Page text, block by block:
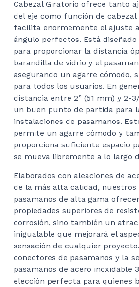
Cabezal Giratorio ofrece tanto
del eje como función de
facilita enormemente el ajuste
ángulo perfectos. Está
para proporcionar la distancia
barandilla de vidrio y el
asegurando un agarre cómodo,
para todos los usuarios. En
distancia entre 2” (51 mm) y 2-
un buen punto de partida para
instalaciones de pasamanos.
permite un agarre cómodo y
proporciona suficiente espacio
se mueva libremente a lo largo
Elaborados con aleaciones de
de la más alta calidad, nuestros
pasamanos de alta gama
propiedades superiores de
corrosión, sino también un
inigualable que mejorará el
sensación de cualquier
conectores de pasamanos y la
pasamanos de acero inoxidable
elección perfecta para quienes